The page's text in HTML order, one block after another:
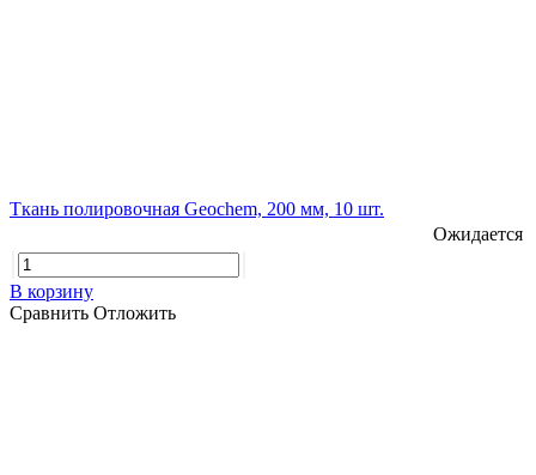
Ткань полировочная Geochem, 200 мм, 10 шт.
Ожидается
В корзину
Сравнить Отложить